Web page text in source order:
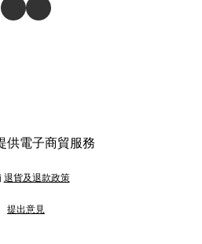
供電子商貿服務
退貨及退款政策
提出意見